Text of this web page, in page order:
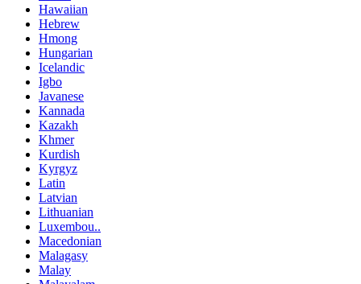
Hawaiian
Hebrew
Hmong
Hungarian
Icelandic
Igbo
Javanese
Kannada
Kazakh
Khmer
Kurdish
Kyrgyz
Latin
Latvian
Lithuanian
Luxembou..
Macedonian
Malagasy
Malay